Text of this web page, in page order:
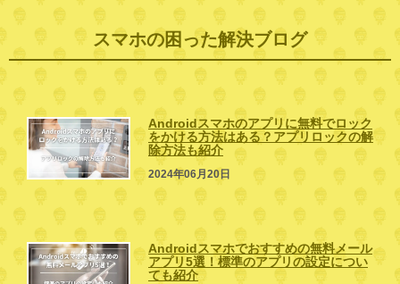
スマホの困った解決ブログ
Androidスマホのアプリに無料でロック
をかける方法はある？アプリロックの解
除方法も紹介
2024年06月20日
Androidスマホでおすすめの無料メール
アプリ5選！標準のアプリの設定につい
ても紹介